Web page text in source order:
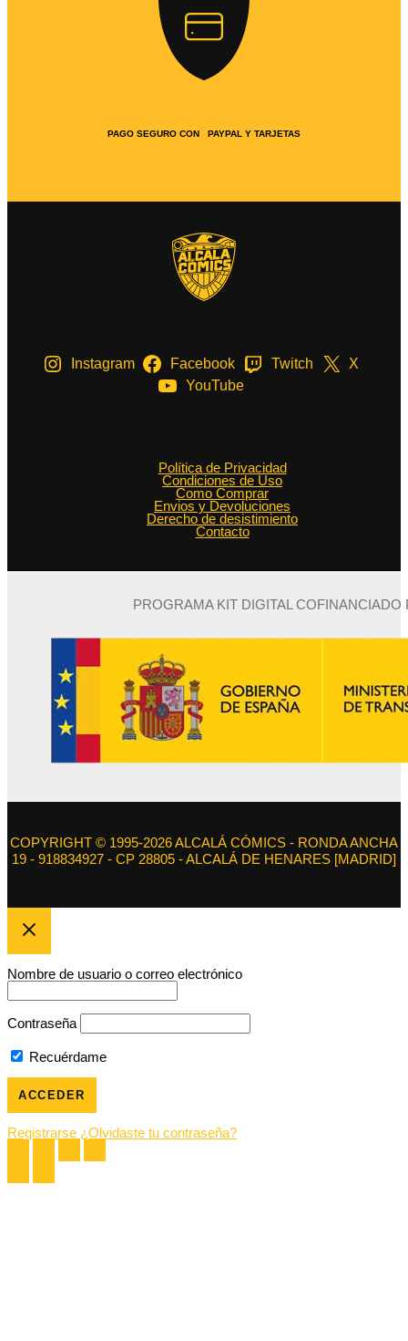
PAGO SEGURO CON PAYPAL Y TARJETAS
Instagram Facebook Twitch
X
YouTube
Política de Privacidad
Condiciones de Uso
Como Comprar
Envios y Devoluciones
Derecho de desistimiento
Contacto
PROGRAMA KIT DIGITAL
COPYRIGHT © 1995-2026 ALCALÁ CÓMICS - RONDA ANCHA
19 - 918834927 - CP 28805 - ALCALÁ DE HENARES [MADRID]
Nombre de usuario o correo electrónico
Contraseña
Recuérdame
Registrarse ¿Olvidaste tu contraseña?